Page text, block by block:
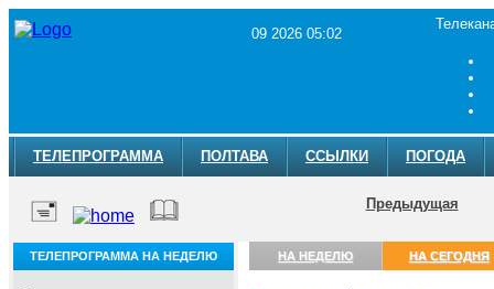
09 2026 05:02
ТЕЛЕПРОГРАММА ПОЛТАВА ССЫЛКИ ПОГОДА
Предыдущая
ТЕЛЕПРОГРАММА НА НЕДЕЛЮ НА НЕДЕЛЮ НА СЕГОДНЯ